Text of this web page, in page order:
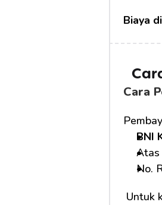
Biaya
Cara
BNI
Atas
No.
Untuk